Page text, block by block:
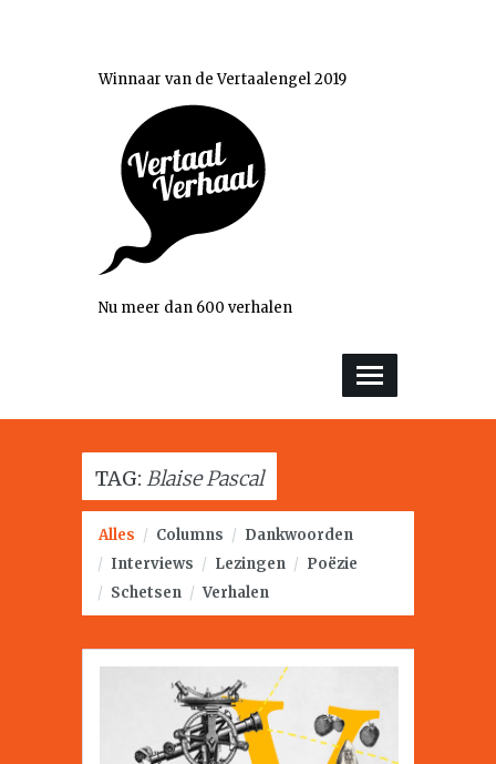
Winnaar van de Vertaalengel 2019
Nu meer dan 600 verhalen
TAG: Blaise Pascal
Alles / Columns / Dankwoorden
/ Interviews / Lezingen / Poëzie
/ Schetsen / Verhalen